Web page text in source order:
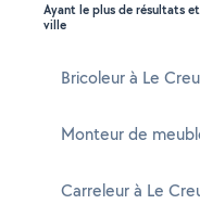
Ayant le plus de résultats
ville
Bricoleur à Le
Monteur de
Carreleur à Le